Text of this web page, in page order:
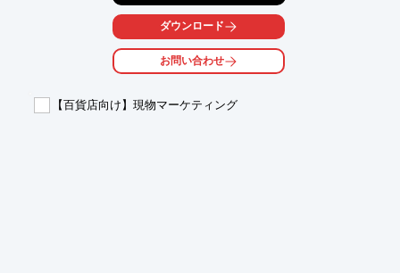
にサポートします。
【活用シーン】
・デモンストレーション
【導入の効果】
ダウンロード
お問い合わせ
【百貨店向け】現物マーケティング